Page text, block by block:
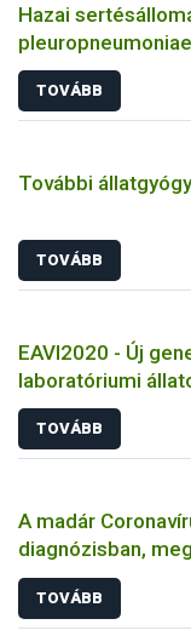
Hazai
TOVÁBB
További
TOVÁBB
EAVI2020 - Új
laboratóriumi
TOVÁBB
A madár
diagnózisban,
TOVÁBB